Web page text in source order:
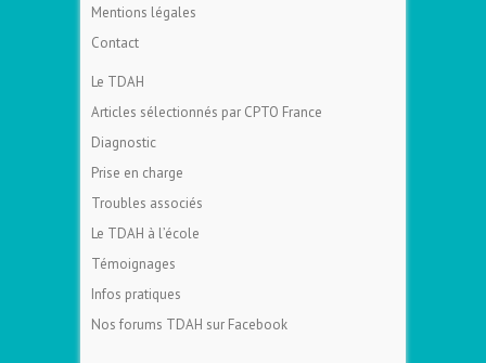
Mentions légales
Contact
Le TDAH
Articles sélectionnés par CPTO France
Diagnostic
Prise en charge
Troubles associés
Le TDAH à l’école
Témoignages
Infos pratiques
Nos forums TDAH sur Facebook